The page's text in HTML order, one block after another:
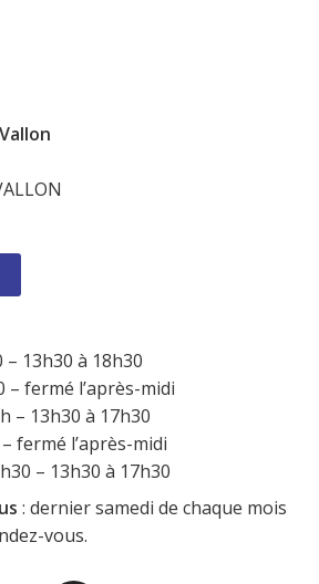
– 13h30 à 18h30
– fermé l’après-midi
– 13h30 à 17h30
fermé l’après-midi
– 13h30 à 17h30
: dernier samedi de chaque mois
vous.